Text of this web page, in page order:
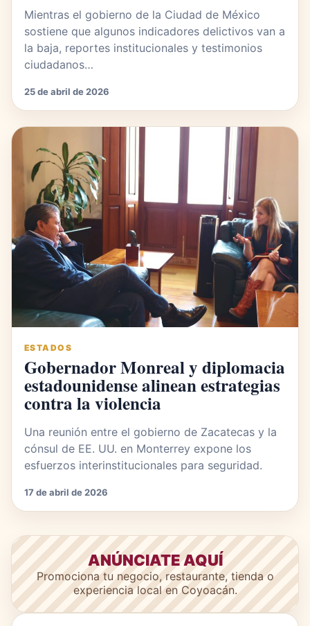
Mientras el gobierno de la Ciudad de México
sostiene que algunos indicadores delictivos van a
la baja, reportes institucionales y testimonios
ciudadanos…
25 de abril de 2026
ESTADOS
Gobernador Monreal y diplomacia
estadounidense alinean estrategias
contra la violencia
Una reunión entre el gobierno de Zacatecas y la
cónsul de EE. UU. en Monterrey expone los
esfuerzos interinstitucionales para seguridad.
17 de abril de 2026
ANÚNCIATE AQUÍ
Promociona tu negocio, restaurante, tienda o
experiencia local en Coyoacán.